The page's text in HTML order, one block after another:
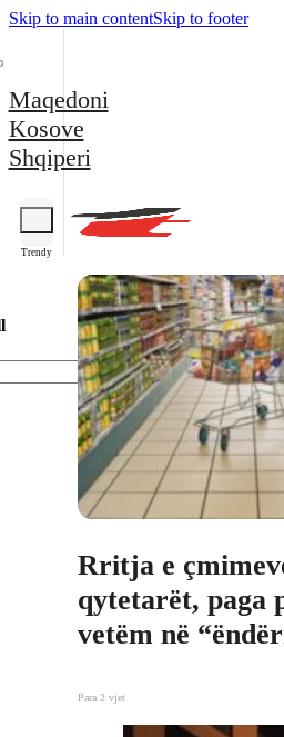
Skip to main contentSkip to footer
Maqedoni
Kosove
Shqiperi
Trendy
Rritja e
qytetarët, paga
vetëm në
Para 2 vjet